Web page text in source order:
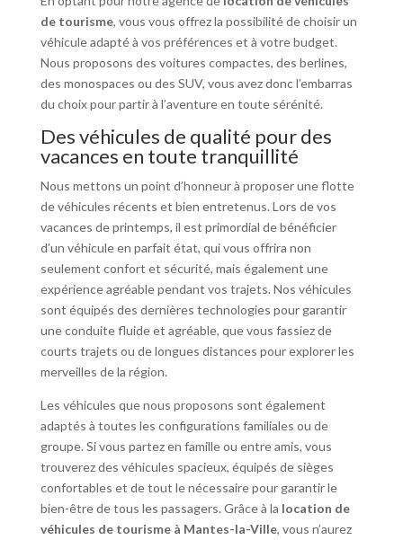
de tourisme, vous vous offrez la possibilité de choisir un
véhicule adapté à vos préférences et à votre budget.
Nous proposons des voitures compactes, des berlines,
des monospaces ou des SUV, vous avez donc l’embarras
du choix pour partir à l’aventure en toute sérénité.
Des véhicules de qualité pour des
vacances en toute tranquillité
Nous mettons un point d’honneur à proposer une flotte
de véhicules récents et bien entretenus. Lors de vos
vacances de printemps, il est primordial de bénéficier
d’un véhicule en parfait état, qui vous offrira non
seulement confort et sécurité, mais également une
expérience agréable pendant vos trajets. Nos véhicules
sont équipés des dernières technologies pour garantir
une conduite fluide et agréable, que vous fassiez de
courts trajets ou de longues distances pour explorer les
merveilles de la région.
Les véhicules que nous proposons sont également
adaptés à toutes les configurations familiales ou de
groupe. Si vous partez en famille ou entre amis, vous
trouverez des véhicules spacieux, équipés de sièges
confortables et de tout le nécessaire pour garantir le
bien-être de tous les passagers. Grâce à la location de
véhicules de tourisme à Mantes-la-Ville, vous n’aurez